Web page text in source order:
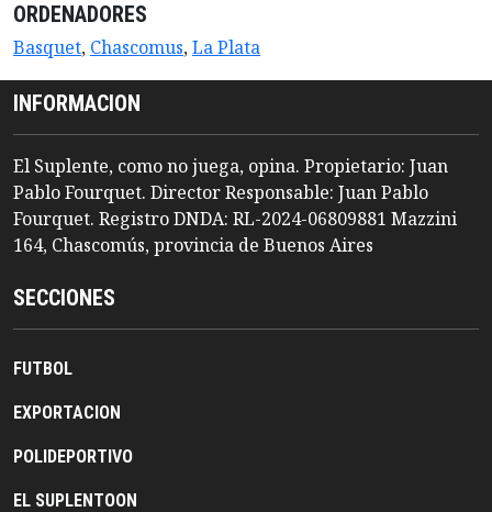
ORDENADORES
Basquet, Chascomus,La Plata
INFORMACION
El Suplente, como no juega, opina. Propietario: Juan
Pablo Fourquet. Director Responsable: Juan Pablo
Fourquet. Registro DNDA: RL-2024-06809881 Mazzini
164, Chascomús, provincia de Buenos Aires
SECCIONES
FUTBOL
EXPORTACION
POLIDEPORTIVO
EL SUPLENTOON